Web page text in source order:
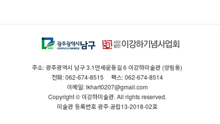
주소: 광주광역시 남구 3.1만세운동길 6 이강하미술관 (양림동)
전화: 062-674-8515
팩스: 062-674-8514
이메일: lkhart0207@gmail.com
Copyright © 이강하미술관. All rights reserved.
미술관 등록번호 광주·공립13-2018-02호